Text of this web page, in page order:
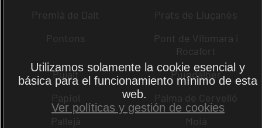
Premià de Dalt
Prats de Lluçanès
Pontons
Pont de Vilomara i
Rocafort
Pujalt
Puigdàlber
Papiol
Palma de Cervelló
Pallejà
Moià
Utilizamos solamente la cookie esencial y
básica para el funcionamiento mínimo de esta
web.
Ver políticas y gestión de cookies